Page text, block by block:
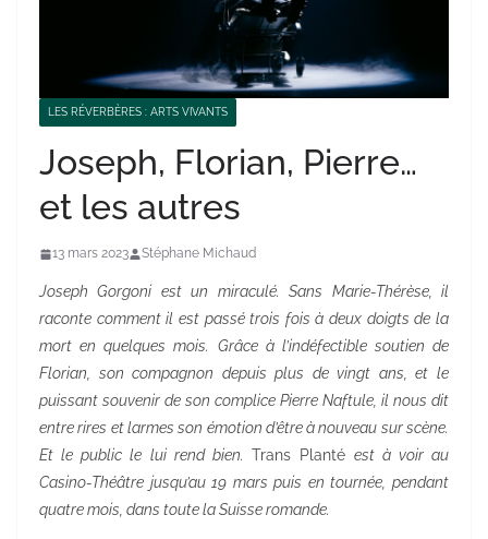
LES RÉVERBÈRES : ARTS VIVANTS
Joseph, Florian, Pierre…
et les autres
13 mars 2023 Stéphane Michaud
Joseph Gorgoni est un miraculé. Sans Marie-Thérèse, il
raconte comment il est passé trois fois à deux doigts de la
mort en quelques mois. Grâce à l’indéfectible soutien de
Florian, son compagnon depuis plus de vingt ans, et le
puissant souvenir de son complice Pierre Naftule, il nous dit
entre rires et larmes son émotion d’être à nouveau sur scène.
Et le public le lui rend bien.Trans Planté est à voir au
Casino-Théâtre jusqu’au 19 mars puis en tournée, pendant
quatre mois, dans toute la Suisse romande.